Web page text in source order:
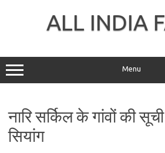
ALL INDIA
Menu
नारि सर्किल के गांवों की सूची
सियांग